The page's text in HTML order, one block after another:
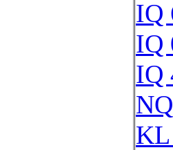
IQ
IQ
IQ
KL